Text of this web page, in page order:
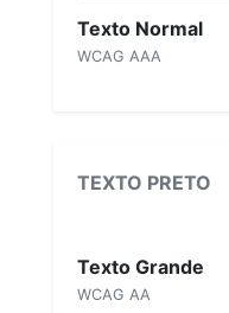
Texto Normal
WCAG AAA
TEXTO PRETO
Texto Grande
WCAG AA